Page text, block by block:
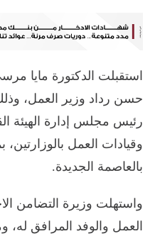
استقبلت الدكتورة مايا
حسن رداد وزير العمل،
رئيس مجلس إدارة الهيئة
وقيادات العمل
بالعاصمة الجديدة.
واستهلت وزيرة التضامن
العمل والوفد المرافق له،